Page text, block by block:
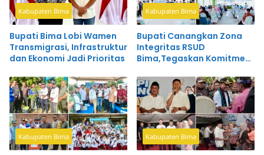
Kabupaten Bima
Bupati Bima Lobi Wamen
Transmigrasi, Infrastruktur
dan Ekonomi Jadi Prioritas
Kabupaten Bima
Bupati Canangkan Zona
Integritas RSUD
Bima,Tegaskan Komitmen
Bersih dan Profesional
Kabupaten Bima Kabupaten Bima